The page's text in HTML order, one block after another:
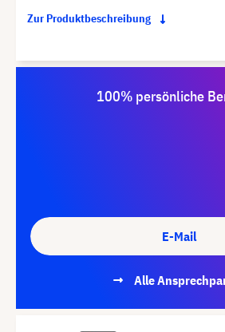
Zur Produktbeschreibung
100% persönliche
E-Mail
Alle